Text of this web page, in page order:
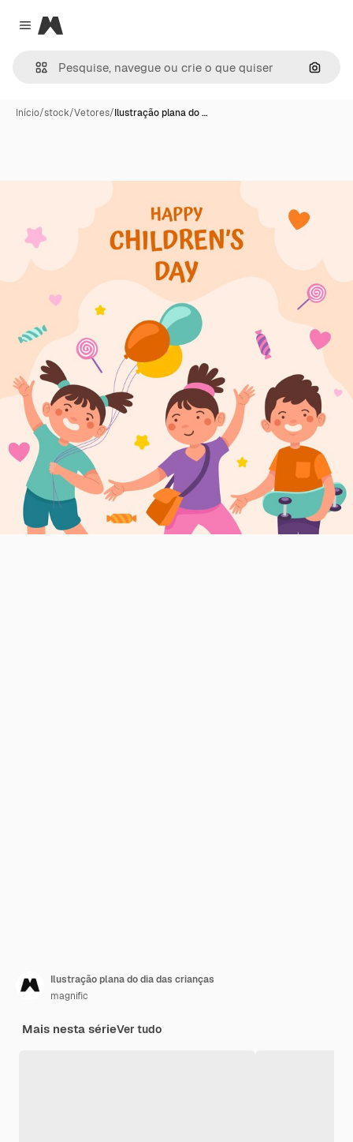
Close menu
Magnific
Início/stock/Vetores/Ilustração plana do …
Ilustração plana do dia das crianças
magnific
Mais nesta sérieVer tudo